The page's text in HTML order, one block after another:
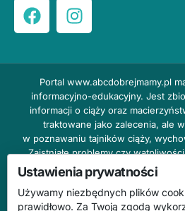
Portal www.abcdobrejmamy.pl
informacyjno-edukacyjny. Jest
informacji o ciąży oraz
traktowane jako zalecenia, ale
w poznawaniu tajników ciąży,
Zaistniałe problemy czy
przypadków należy bezzwłocznie
lekarzem ginekologiem lub innym
dziedzinie. DOBRY DOM nie
Ustawienia prywatności
Używamy niezbędnych plików
prawidłowo. Za Twoją zgodą